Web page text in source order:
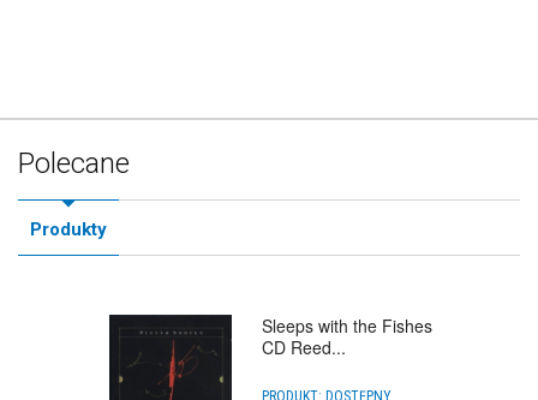
Polecane
Produkty
Sleeps with the Fishes
CD Reed...
PRODUKT: DOSTĘPNY